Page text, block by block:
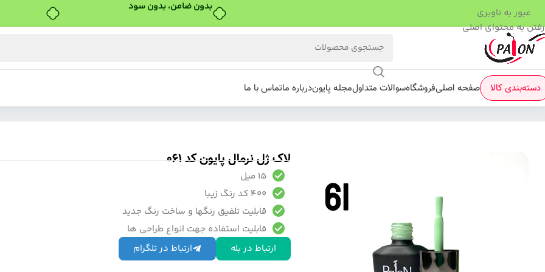
بدون ضامن، بدون سود
عبور به ناوبری
رفتن به محتوای اصلی
دسته‌بندی کالا صفحه اصلیفروشگاهسوالات متداولمجله پایوندرباره ماتماس با ما
فروشگاه /
لاک ژل نرمال پایون کد 061
15 میل
400 کد رنگ زیبا
قابلیت تلفیق رنگها و ساخت رنگ جدید
قابلیت استفاده جهت انواع طراحی ها
ارتباط در بله
ارتباط در تلگرام